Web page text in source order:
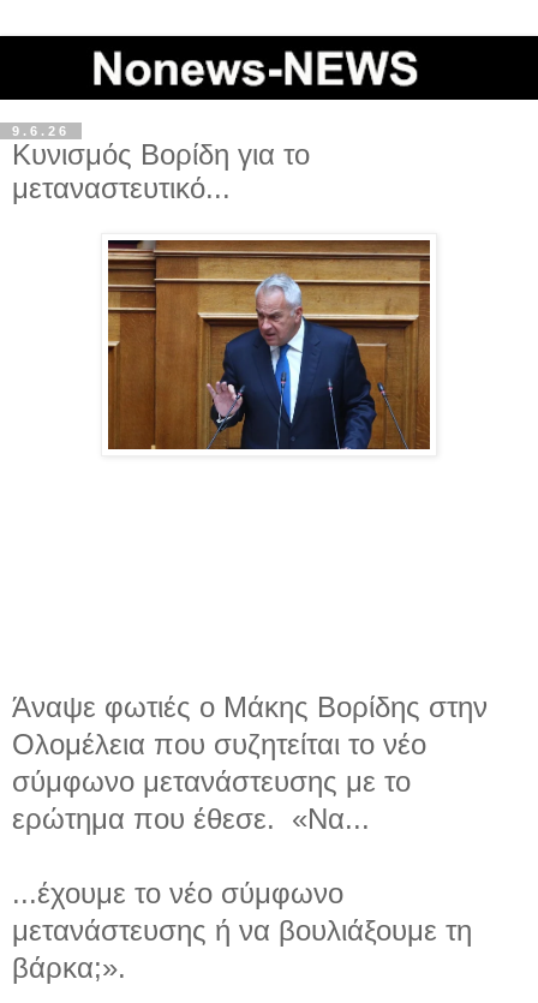
9.6.26
Κυνισμός Βορίδη για το
μεταναστευτικό...
Άναψε φωτιές ο Μάκης Βορίδης στην
Ολομέλεια που συζητείται το νέο
σύμφωνο μετανάστευσης με το
ερώτημα που έθεσε. «Να...
...έχουμε το νέο σύμφωνο
μετανάστευσης ή να βουλιάξουμε τη
βάρκα;».